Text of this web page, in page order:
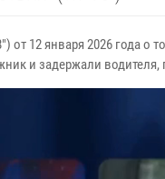
12 января 2026 года о
и задержали водителя,